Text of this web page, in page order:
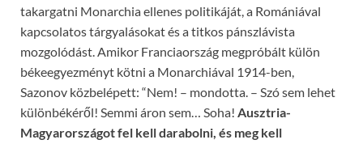
takargatni Monarchia ellenes politikáját, a Romániával
kapcsolatos tárgyalásokat és a titkos pánszlávista
mozgolódást. Amikor Franciaország megpróbált külön
békeegyezményt kötni a Monarchiával 1914-ben,
Sazonov közbelépett: “Nem! – mondotta. – Szó sem lehet
különbékéről! Semmi áron sem… Soha! Ausztria-
Magyarországot fel kell darabolni, és meg kell